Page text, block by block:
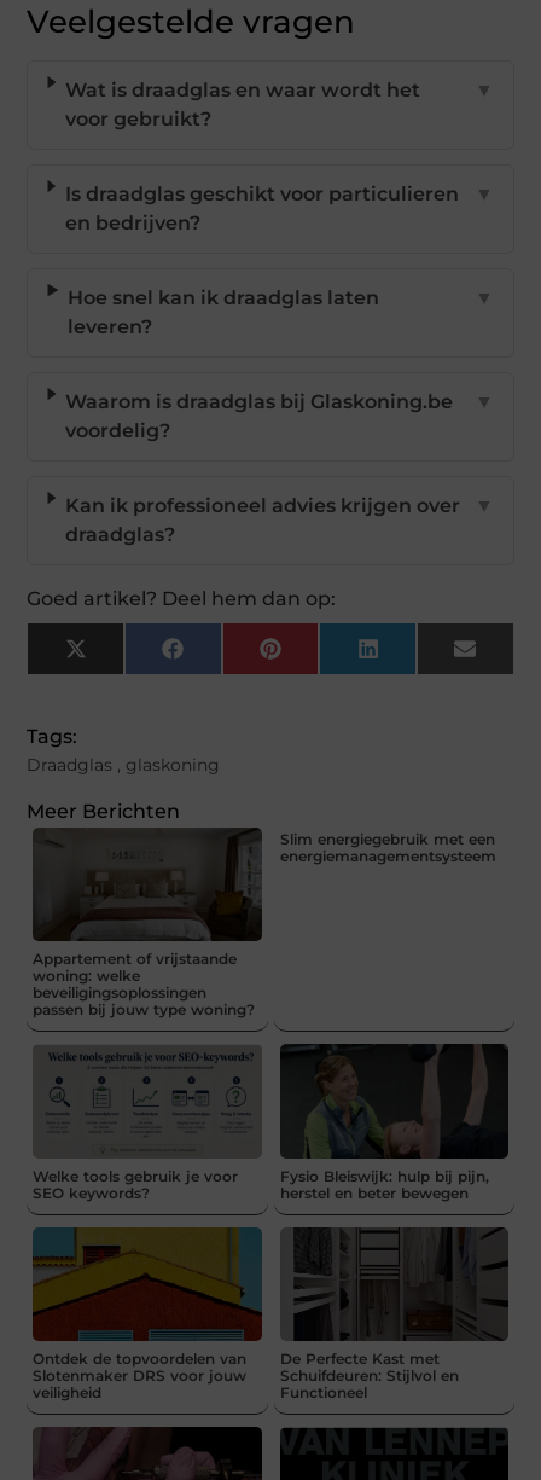
Veelgestelde vragen
Wat is draadglas en waar wordt het
voor gebruikt?
▼
Is draadglas geschikt voor particulieren
en bedrijven?
▼
Hoe snel kan ik draadglas laten
leveren?
▼
Waarom is draadglas bij Glaskoning.be
voordelig?
▼
Kan ik professioneel advies krijgen over
draadglas?
▼
Goed artikel? Deel hem dan op:
X
(Twitter)
FacebookPinterestLinkedIn Email
Tags:
Draadglas , glaskoning
Meer Berichten
Appartement of vrijstaande
woning: welke
beveiligingsoplossingen
passen bij jouw type woning?
Slim energiegebruik met een
energiemanagementsysteem
Welke tools gebruik je voor
SEO keywords?
Fysio Bleiswijk: hulp bij pijn,
herstel en beter bewegen
Ontdek de topvoordelen van
Slotenmaker DRS voor jouw
veiligheid
De Perfecte Kast met
Schuifdeuren: Stijlvol en
Functioneel